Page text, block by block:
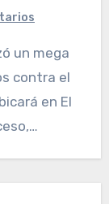
contra el
en El